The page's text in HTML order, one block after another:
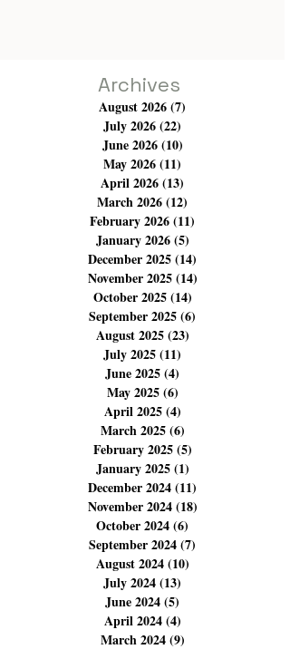
Archives
August 2026 (7)
July 2026 (22)22 posts
June 2026(10)10 posts
May 2026(11)11 posts
April 2026(13)13 posts
March 2026(12)12 posts
February 2026 (11)11 posts
January 2026 (5)5 posts
December 2025(14)
November 2025(14)
October 2025 (14)
September 2025
August 2025(23)
July 2025(11)
June 2025(4)4 posts
May 2025(6)6 posts
April 2025(4)4 posts
March 2025(6)6 posts
February 2025 (5)5 posts
January 2025 (1)
December 2024(11)
November 2024(18)
October 2024(6)
September 2024
August 2024 (10)
July 2024(13)13 posts